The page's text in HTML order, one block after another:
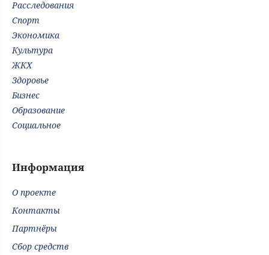
Расследования
Спорт
Экономика
Культура
ЖКХ
Здоровье
Бизнес
Образование
Социальное
Информация
О проекте
Контакты
Партнёры
Сбор средств